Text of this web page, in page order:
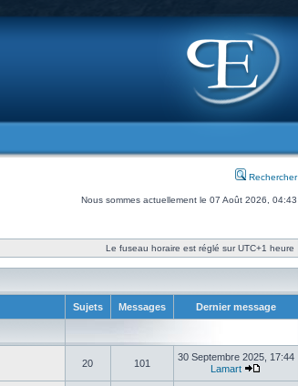
Rechercher
Nous sommes actuellement le 07 Août 2026, 04:43
Le fuseau horaire est réglé sur UTC+1 heure
Sujets Messages Dernier message
20 101
30 Septembre 2025, 17:44
Lamart